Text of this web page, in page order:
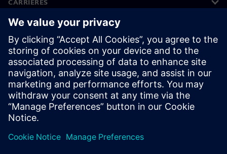
CARRIÈRES
©Siemens 2026
Bedrijfsinformatie
Privacyverklaring
Cookieverklaring
Gebruiksvoorwaarden